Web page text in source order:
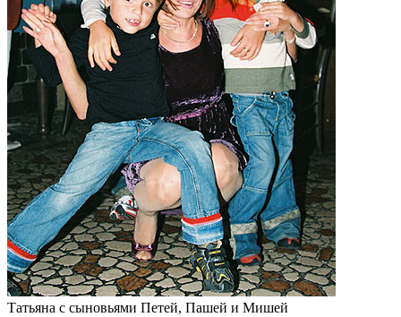
Татьяна с сыновьями Петей, Пашей и Мишей